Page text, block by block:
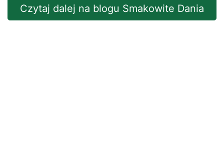
Czytaj dalej na blogu Smakowite Dania